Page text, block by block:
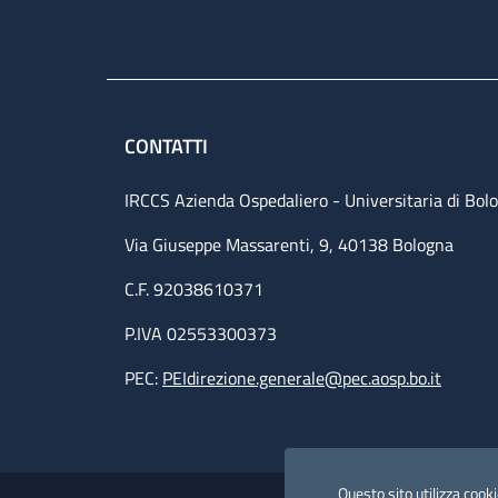
Questo sito utilizza
CONTATTI
IRCCS Azienda Ospedaliero - Universitaria di
Via Giuseppe Massarenti, 9, 40138 Bologna
C.F. 92038610371
P.IVA 02553300373
PEC: PEIdirezione.generale@pec.aosp.bo.it